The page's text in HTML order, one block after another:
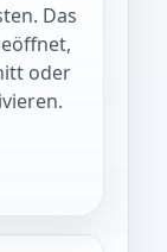
Das
oder